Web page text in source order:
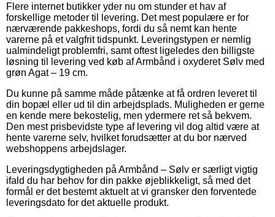
Flere internet butikker yder nu om stunder et hav af
forskellige metoder til levering. Det mest populære er for
nærværende pakkeshops, fordi du så nemt kan hente
varerne på et valgfrit tidspunkt. Leveringstypen er nemlig
ualmindeligt problemfri, samt oftest ligeledes den billigste
løsning til levering ved køb af Armbånd i oxyderet Sølv med
grøn Agat – 19 cm.
Du kunne på samme måde påtænke at få ordren leveret til
din bopæl eller ud til din arbejdsplads. Muligheden er gerne
en kende mere bekostelig, men ydermere ret så bekvem.
Den mest prisbevidste type af levering vil dog altid være at
hente varerne selv, hvilket forudsætter at du bor nærved
webshoppens arbejdslager.
Leveringsdygtigheden på Armbånd – Sølv er særligt vigtig
ifald du har behov for din pakke øjeblikkeligt, så med det
formål er det bestemt aktuelt at vi gransker den forventede
leveringsdato for det aktuelle produkt.